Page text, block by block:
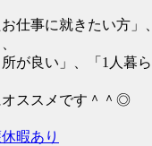
お仕事に就きたい方」
所が良い」、「1人暮
オススメです＾＾◎
暇あり